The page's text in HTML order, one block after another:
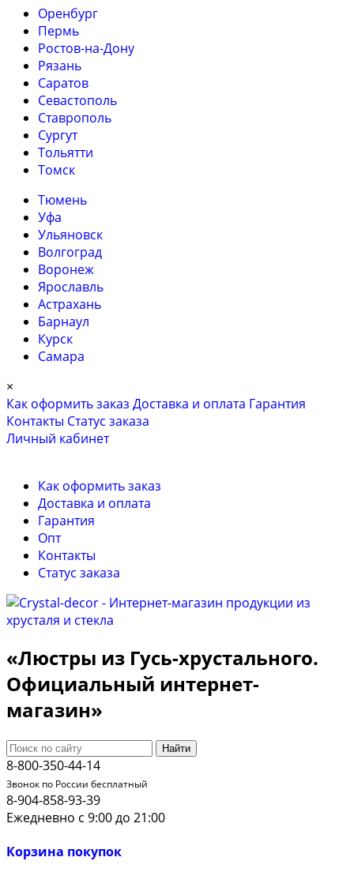
Оренбург
Пермь
Ростов-на-Дону
Рязань
Саратов
Севастополь
Ставрополь
Сургут
Тольятти
Томск
Тюмень
Уфа
Ульяновск
Волгоград
Воронеж
Ярославль
Астрахань
Барнаул
Курск
Самара
×
Как оформить заказ Доставка и оплата Гарантия
Контакты Cтатус заказа
Личный кабинет
Как оформить заказ
Доставка и оплата
Гарантия
Опт
Контакты
Cтатус заказа
«Люстры из Гусь-хрустального.
Официальный интернет-
магазин»
Найти
8-800-350-44-14
Звонок по России бесплатный
8-904-858-93-39
Ежедневно с 9:00 до 21:00
Корзина покупок